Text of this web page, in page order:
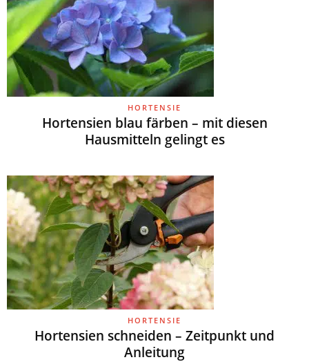
HORTENSIE
Hortensien blau färben – mit diesen
Hausmitteln gelingt es
HORTENSIE
Hortensien schneiden – Zeitpunkt und
Anleitung